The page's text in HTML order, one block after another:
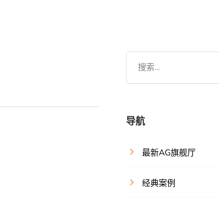
搜索...
导航
最新AG旗舰厅
经典案例